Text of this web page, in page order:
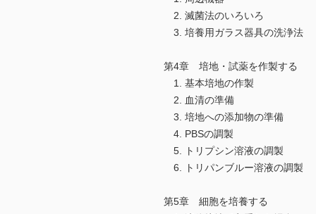
2. 滅菌法のいろいろ
3. 培養用ガラス器具の洗浄法
第4章 培地・試薬を作製する
1. 基本培地の作製
2. 血清の準備
3. 培地への添加物の準備
4. PBSの調製
5. トリプシン溶液の調製
6. トリパンブルー溶液の調製
第5章 細胞を培養する